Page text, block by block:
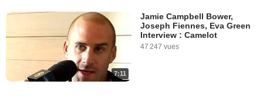
7:11
Jamie Campbell Bower,
Joseph Fiennes, Eva Green
Interview : Camelot
47 247 vues